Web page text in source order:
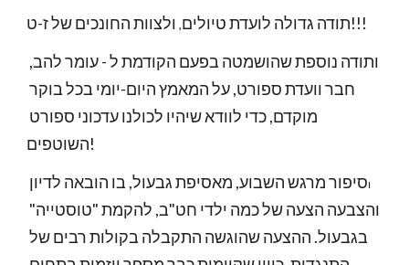
תודה גדולה לועדת טיולים​,
ולצוות החונכים של ז-ט​!!!
חבר וועדת ספורט, על המאמץ ​היום-יומי בכל ​בוקר​
השוטפים!
ו​
בגבעול. ההצעה שהוגשה התקבלה בקולות רבים של